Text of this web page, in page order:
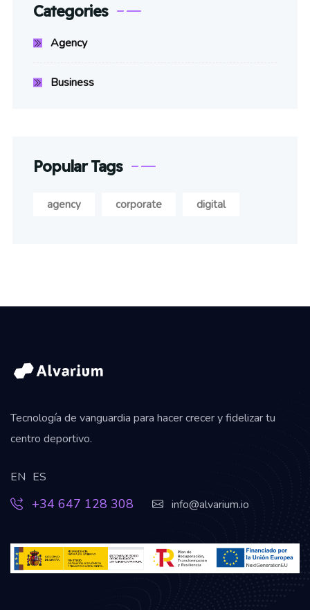
Categories
Agency
Business
Popular Tags
agency corporate digital
Tecnología de vanguardia para hacer crecer y fidelizar tu
centro deportivo.
EN ES
+34 647 128 308 info@alvarium.io